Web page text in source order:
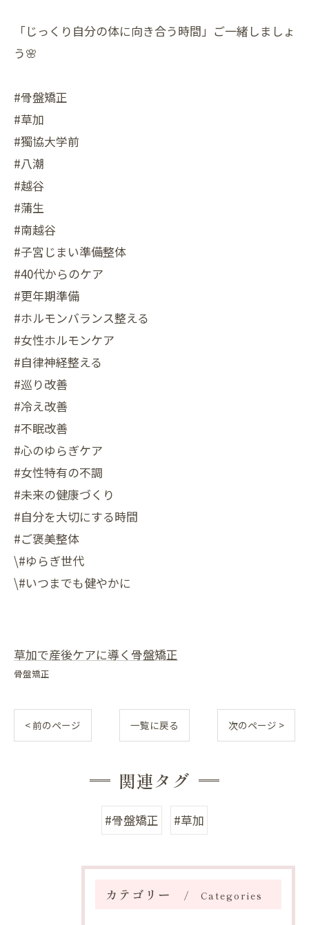
「じっくり自分の体に向き合う時間」ご一緒しましょ
う🌸
#骨盤矯正
#草加
#獨協大学前
#八潮
#越谷
#蒲生
#南越谷
#子宮じまい準備整体
#40代からのケア
#更年期準備
#ホルモンバランス整える
#女性ホルモンケア
#自律神経整える
#巡り改善
#冷え改善
#不眠改善
#心のゆらぎケア
#女性特有の不調
#未来の健康づくり
#自分を大切にする時間
#ご褒美整体
\#ゆらぎ世代
\#いつまでも健やかに
草加で産後ケアに導く骨盤矯正
骨盤矯正
< 前のページ 一覧に戻る 次のページ >
関連タグ
#骨盤矯正 #草加
カテゴリー Categories